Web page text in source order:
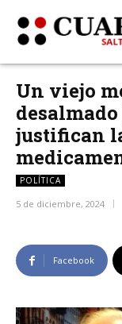
Un viejo
justifican
POLÍTICA
5 de diciembre, 2024
Facebook